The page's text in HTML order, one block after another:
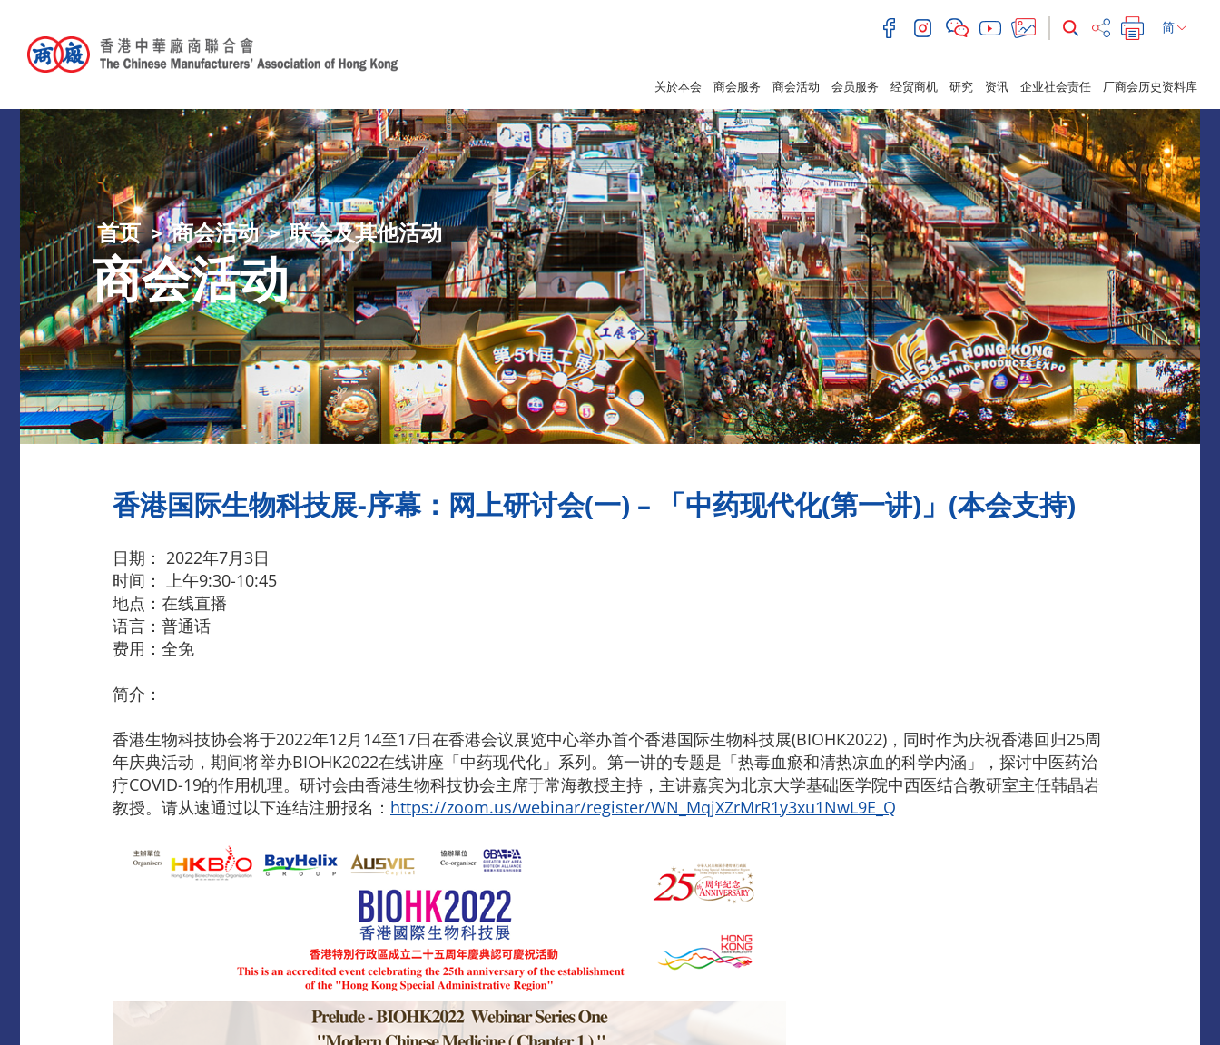
简
关於本会 商会服务 商会活动 会员服务 经贸商机 研究 资讯 企业社会责任 厂商会历史资料库
首页 商会活动 联会及其他活动
商会活动
香港国际生物科技展-序幕：网上研讨会(一) – 「中药现代化(第一讲)」(本会支持)
日期： 2022年7月3日
时间： 上午9:30-10:45
地点：在线直播
语言：普通话
费用：全免
简介：
香港生物科技协会将于2022年12月14至17日在香港会议展览中心举办首个香港国际生物科技展(BIOHK2022)，同时作为庆祝香港回归25周
年庆典活动，期间将举办BIOHK2022在线讲座「中药现代化」系列。第一讲的专题是「热毒血瘀和清热凉血的科学内涵」，探讨中医药治
疗COVID-19的作用机理。研讨会由香港生物科技协会主席于常海教授主持，主讲嘉宾为北京大学基础医学院中西医结合教研室主任韩晶岩
教授。请从速通过以下连结注册报名： https://zoom.us/webinar/register/WN_MqjXZrMrR1y3xu1NwL9E_Q